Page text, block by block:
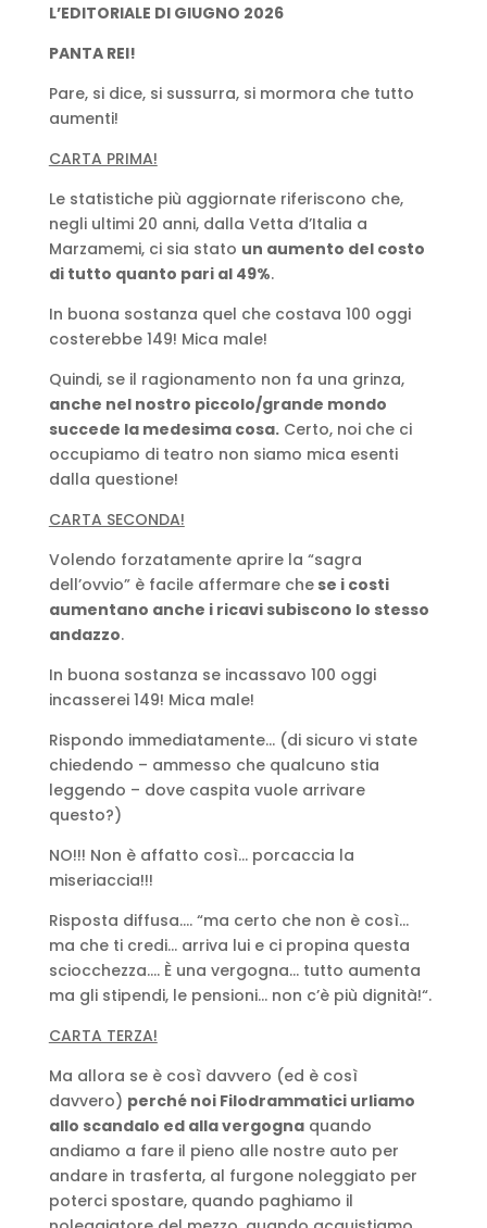
L’EDITORIALE DI GIUGNO 2026
PANTA REI!
Pare, si dice, si sussurra, si mormora che tutto
aumenti!
CARTA PRIMA!
Le statistiche più aggiornate riferiscono che,
negli ultimi 20 anni, dalla Vetta d’Italia a
Marzamemi, ci sia stato un aumento del costo
di tutto quanto pari al 49%.
In buona sostanza quel che costava 100 oggi
costerebbe 149! Mica male!
Quindi, se il ragionamento non fa una grinza,
anche nel nostro piccolo/grande mondo
succede la medesima cosa.Certo, noi che ci
occupiamo di teatro non siamo mica esenti
dalla questione!
CARTA SECONDA!
Volendo forzatamente aprire la “sagra
dell’ovvio” è facile affermare chese i costi
aumentano anche i ricavi subiscono lo stesso
andazzo.
In buona sostanza se incassavo 100 oggi
incasserei 149! Mica male!
Rispondo immediatamente… (di sicuro vi state
chiedendo – ammesso che qualcuno stia
leggendo – dove caspita vuole arrivare
questo?)
NO!!! Non è affatto così… porcaccia la
miseriaccia!!!
Risposta diffusa…. “ma certo che non è così…
ma che ti credi… arriva lui e ci propina questa
sciocchezza…. È una vergogna… tutto aumenta
ma gli stipendi, le pensioni… non c’è più dignità!“.
CARTA TERZA!
Ma allora se è così davvero (ed è così
davvero) perché noi Filodrammatici urliamo
allo scandalo ed alla vergognaquando
andiamo a fare il pieno alle nostre auto per
andare in trasferta, al furgone noleggiato per
poterci spostare, quando paghiamo il